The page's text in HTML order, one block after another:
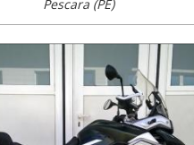
Pescara (PE)